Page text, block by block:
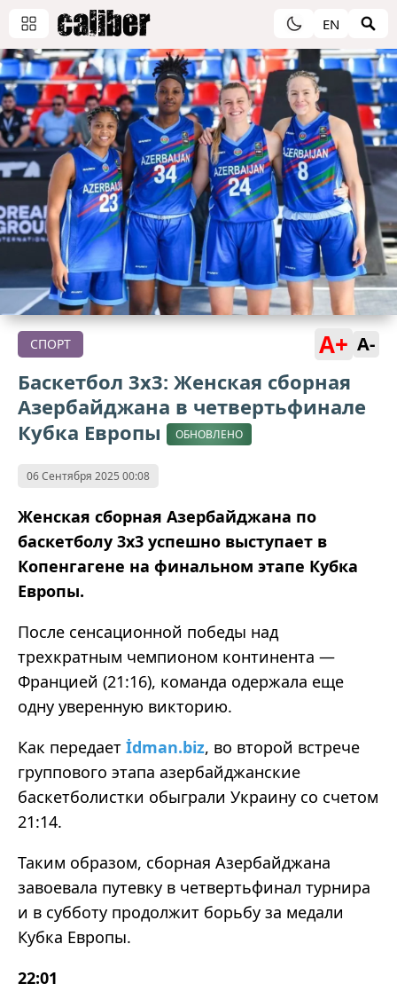
EN
СПОРТ A+ A-
Баскетбол 3х3: Женская сборная
Азербайджана в четвертьфинале
Кубка Европы
ОБНОВЛЕНО
06 Сентября 2025 00:08
Женская сборная Азербайджана по
баскетболу 3x3 успешно выступает в
Копенгагене на финальном этапе Кубка
Европы.
После сенсационной победы над
трехкратным чемпионом континента —
Францией (21:16), команда одержала еще
одну уверенную викторию.
Как передает İdman.biz, во второй встрече
группового этапа азербайджанские
баскетболистки обыграли Украину со счетом
21:14.
Таким образом, сборная Азербайджана
завоевала путевку в четвертьфинал турнира
и в субботу продолжит борьбу за медали
Кубка Европы.
22:01